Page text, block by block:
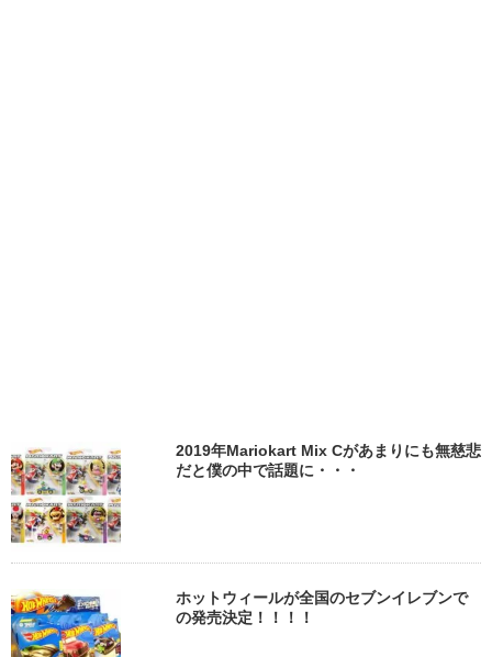
2019年Mariokart Mix Cがあまりにも無慈悲
だと僕の中で話題に・・・
ホットウィールが全国のセブンイレブンで
の発売決定！！！！